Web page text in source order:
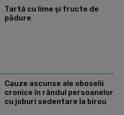
Tartă cu lime și fructe de
pădure
Cauze ascunse ale oboselii
cronice în rândul persoanelor
cu joburi sedentare la birou